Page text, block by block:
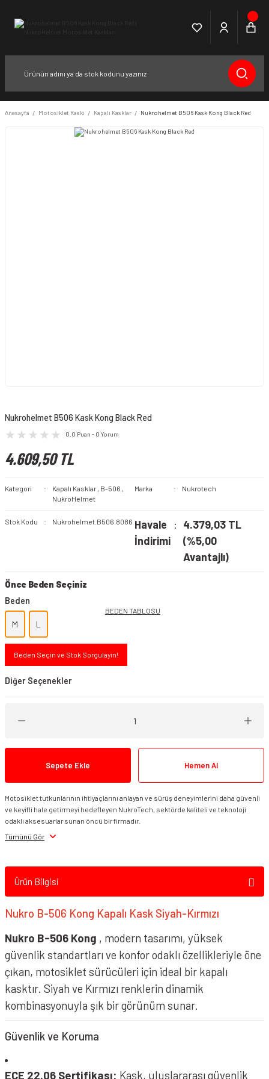
Anasayfa Motosiklet Kaskı Kapalı Kasklar Nukrohelmet B506 Kask Kong Black Red
Nukrohelmet B506 Kask Kong Black Red
0.0 Puan - 0 Yorum
4.609,50 TL
Kategori Kapalı Kasklar , B-506 ,
NukroHelmet
Marka Nukrotech
Stok Kodu Nukrohelmet.B506.8086 Havale
İndirimi
4.379,03 TL
(%5,00
Avantajlı)
Önce Beden Seçiniz
Beden
M L
BEDEN TABLOSU
Beden Seçin ve Stok Sorgulayın!
Diğer Seçenekler
Nukrohelmet B506 Kask Matt Black
Nukrohelmet B506 Kask Glossy White
Nukrohelmet B506 Kask Level White Red
Sepete Ekle Hemen Al
Motosiklet tutkunlarının ihtiyaçlarını anlayan ve sürüş deneyimlerini daha güvenli
ve keyifli hale getirmeyi hedefleyen NukroTech, sektörde kaliteli ve teknoloji
odaklı aksesuarlar sunan öncü bir firmadır.
Tümünü Gör
Ürün Bilgisi
Nukro B-506 Kong Kapalı Kask Siyah-Kırmızı
Nukro B-506 Kong , modern tasarımı, yüksek
güvenlik standartları ve konfor odaklı özellikleriyle öne
çıkan, motosiklet sürücüleri için ideal bir kapalı
kasktır. Siyah ve Kırmızı renklerin dinamik
kombinasyonuyla şık bir görünüm sunar.
Güvenlik ve Koruma
ECE 22.06 Sertifikası: Kask, uluslararası güvenlik